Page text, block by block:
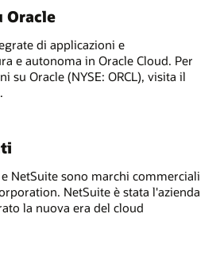
Oracle
di applicazioni e
e autonoma in Oracle Cloud. Per
su Oracle (NYSE: ORCL), visita il
.
e NetSuite sono marchi commerciali
NetSuite è stata l'azienda
la nuova era del cloud